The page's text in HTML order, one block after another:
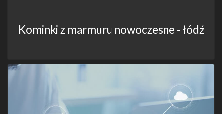
Kominki z marmuru nowoczesne - łódź